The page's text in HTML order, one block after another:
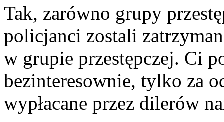
Tak, zarówno grupy
policjanci zostali
w grupie przestępczej. Ci
bezinteresownie, tylko za
wypłacane przez dilerów